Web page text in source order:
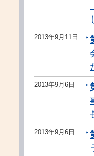
2013年9月11日
2013年9月6日
2013年9月6日